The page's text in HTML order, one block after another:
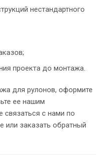
нестандартного
проекта до монтажа.
для рулонов, оформите
ее нашим
связаться с нами по
или заказать обратный